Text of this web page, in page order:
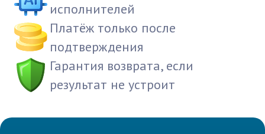
исполнителей
Платёж только после
подтверждения
Гарантия возврата, если
результат не устроит